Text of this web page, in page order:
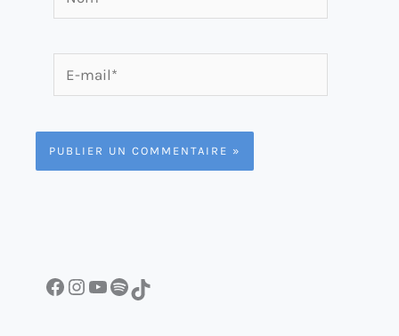
mail*
Facebook InstagramYouTube Spotify TikTok